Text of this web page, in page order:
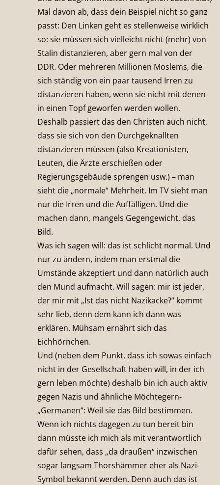
Mal davon ab, dass dein Beispiel nicht so ganz
passt: Den Linken geht es stellenweise wirklich
so: sie müssen sich vielleicht nicht (mehr) von
Stalin distanzieren, aber gern mal von der
DDR. Oder mehreren Millionen Moslems, die
sich ständig von ein paar tausend Irren zu
distanzieren haben, wenn sie nicht mit denen
in einen Topf geworfen werden wollen.
Deshalb passiert das den Christen auch nicht,
dass sie sich von den Durchgeknallten
distanzieren müssen (also Kreationisten,
Leuten, die Ärzte erschießen oder
Regierungsgebäude sprengen usw.) – man
sieht die „normale“ Mehrheit. Im TV sieht man
nur die Irren und die Auffälligen. Und die
machen dann, mangels Gegengewicht, das
Bild.
Was ich sagen will: das ist schlicht normal. Und
nur zu ändern, indem man erstmal die
Umstände akzeptiert und dann natürlich auch
den Mund aufmacht. Will sagen: mir ist jeder,
der mir mit „Ist das nicht Nazikacke?“ kommt
sehr lieb, denn dem kann ich dann was
erklären. Mühsam ernährt sich das
Eichhörnchen.
Und (neben dem Punkt, dass ich sowas einfach
nicht in der Gesellschaft haben will, in der ich
gern leben möchte) deshalb bin ich auch aktiv
gegen Nazis und ähnliche Möchtegern-
„Germanen“: Weil sie das Bild bestimmen.
Wenn ich nichts dagegen zu tun bereit bin
dann müsste ich mich als mit verantwortlich
dafür sehen, dass „da draußen“ inzwischen
sogar langsam Thorshämmer eher als Nazi-
Symbol bekannt werden. Denn auch das ist